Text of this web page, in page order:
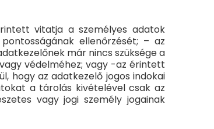
vitatja a személyes adatok
ellenőrzését; – az
már nincs szüksége a
védelméhez; vagy -az érintett
hogy az adatkezelő jogos indokai
a tárolás kivételével csak az
vagy jogi személy jogainak